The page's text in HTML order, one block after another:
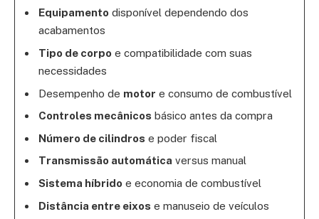
Equipamento disponível dependendo dos
acabamentos
Tipo de corpo e compatibilidade com suas
necessidades
Desempenho de motor e consumo de combustível
Controles mecânicos básico antes da compra
Número de cilindros e poder fiscal
Transmissão automática versus manual
Sistema híbrido e economia de combustível
Distância entre eixos e manuseio de veículos